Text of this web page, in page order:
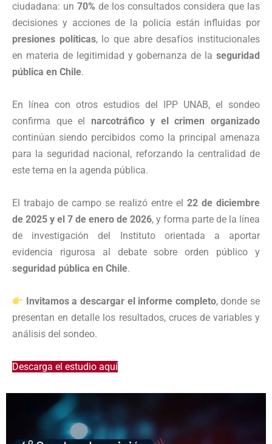
ciudadana: un 70% de los consultados considera que las
decisiones y acciones de la policía están influidas por
presiones políticas, lo que abre desafíos institucionales
en materia de legitimidad y gobernanza de la seguridad
pública en Chile.
En línea con otros estudios del IPP UNAB, el sondeo
confirma que el narcotráfico y el crimen organizado
continúan siendo percibidos como la principal amenaza
para la seguridad nacional, reforzando la centralidad de
este tema en la agenda pública.
El trabajo de campo se realizó entre el 22 de diciembre
de 2025 y el 7 de enero de 2026, y forma parte de la línea
de investigación del Instituto orientada a aportar
evidencia rigurosa al debate sobre orden público y
seguridad pública en Chile.
Invitamos a descargar el informe completo, donde se
presentan en detalle los resultados, cruces de variables y
análisis del sondeo.
Descarga el estudio aquí